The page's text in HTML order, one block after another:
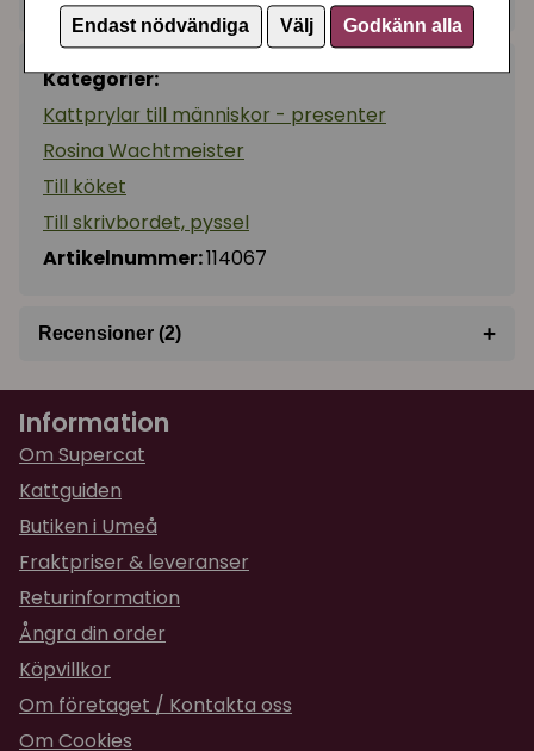
Endast nödvändiga Välj Godkänn alla
Kategorier:
Kattprylar till människor - presenter
Rosina Wachtmeister
Till köket
Till skrivbordet, pyssel
Artikelnummer:114067
Recensioner (2) +
Annette
för 1 år sedan
★★★★★
Så jättefin- mycket välgjord- bra paketerad.
Eva
för 2 år sedan
Metallburken är jättefin, är mycket finare i
verkligheten :). Bra köp ! En burk till mig själv och
en burk till gåva. Den kommer att bli uppskattad
:)
Information
Om Supercat
Kattguiden
Butiken i Umeå
Fraktpriser & leveranser
Returinformation
Ångra din order
Köpvillkor
Om företaget / Kontakta oss
Om Cookies